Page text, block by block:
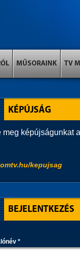
MŰSORAINK TV
KÉPÚJSÁG
meg képújságunkat
kepujsag
BEJELENTKEZÉS
*